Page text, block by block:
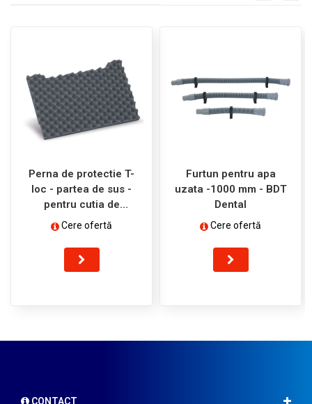
Perna de protectie T-
loc - partea de sus -
pentru cutia de
transport mica - BDT
Cere ofertă
Furtun pentru apa
uzata -1000 mm - BDT
Dental
Cere ofertă
CONTACT